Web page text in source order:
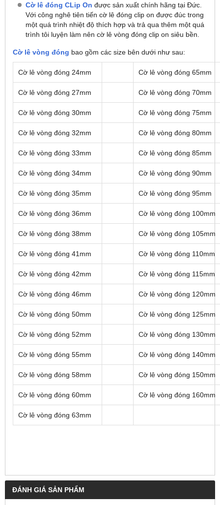
Cờ lê đóng CLip On được sản xuất chính hãng tại Đức.
Với công nghê tiên tiến cờ lê đóng clip on được đúc trong
một quá trình nhiệt độ thích hợp và trả qua thêm một quá
trình tôi luyện làm nên cờ lê vòng đóng clip on siêu bền.
Cờ lê vòng đóng bao gồm các size bên dưới như sau:
Cờ lê vòng đóng 24mm Cờ lê vòng đóng 65mm
Cờ lê vòng đóng 27mm Cờ lê vòng đóng 70mm
Cờ lê vòng đóng 30mm Cờ lê vòng đóng 75mm
Cờ lê vòng đóng 32mm Cờ lê vòng đóng 80mm
Cờ lê vòng đóng 33mm Cờ lê vòng đóng 85mm
Cờ lê vòng đóng 34mm Cờ lê vòng đóng 90mm
Cờ lê vòng đóng 35mm Cờ lê vòng đóng 95mm
Cờ lê vòng đóng 36mm Cờ lê vòng đóng 100mm
Cờ lê vòng đóng 38mm Cờ lê vòng đóng 105mm
Cờ lê vòng đóng 41mm Cờ lê vòng đóng 110mm
Cờ lê vòng đóng 42mm Cờ lê vòng đóng 115mm
Cờ lê vòng đóng 46mm Cờ lê vòng đóng 120mm
Cờ lê vòng đóng 50mm Cờ lê vòng đóng 125mm
Cờ lê vòng đóng 52mm Cờ lê vòng đóng 130mm
Cờ lê vòng đóng 55mm Cờ lê vòng đóng 140mm
Cờ lê vòng đóng 58mm Cờ lê vòng đóng 150mm
Cờ lê vòng đóng 60mm Cờ lê vòng đóng 160mm
Cờ lê vòng đóng 63mm
ĐÁNH GIÁ SẢN PHẨM